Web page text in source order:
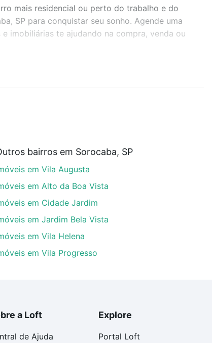
mais residencial ou perto do trabalho e do
SP para conquistar seu sonho. Agende uma
imobiliárias te ajudando na compra, venda ou
como quantidade de quartos, suítes, com
salão de festas ou área verde e encontrar
SP que custam a partir de R$ 0 e com
dos custos envolvidos no processo de
sonhos com segurança e conforto. Loft,
bairros em Sorocaba, SP
em Vila Augusta
em Alto da Boa Vista
em Cidade Jardim
em Jardim Bela Vista
em Vila Helena
em Vila Progresso
a Loft
de Ajuda
Explore
Portal Loft